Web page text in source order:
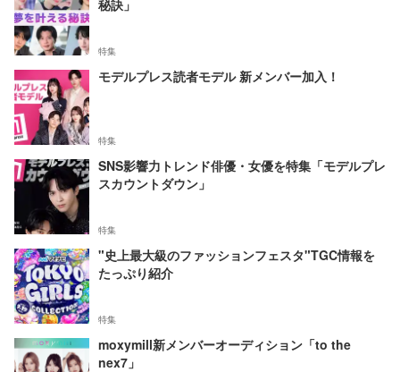
秘訣」
特集
モデルプレス読者モデル 新メンバー加入！
特集
SNS影響力トレンド俳優・女優を特集「モデルプレ
スカウントダウン」
特集
"史上最大級のファッションフェスタ"TGC情報を
たっぷり紹介
特集
moxymill新メンバーオーディション「to the
nex7」